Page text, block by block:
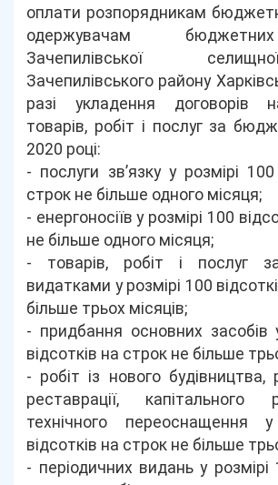
оплати розпорядникам
одержувачам
Зачепилівської
Зачепилівського району
разі укладення договорів
товарів, робіт і послуг за
2020 році:
- послуги зв’язку у розмірі
строк не більше одного місяця;
- енергоносіїв у розмірі 100
не більше одного місяця;
- товарів, робіт і послуг
видатками у розмірі 100
більше трьох місяців;
- придбання основних засобів
відсотків на строк не більше
- робіт із нового будівництва,
реставрації,
технічного переоснащення
відсотків на строк не більше
- періодичних видань у розмірі